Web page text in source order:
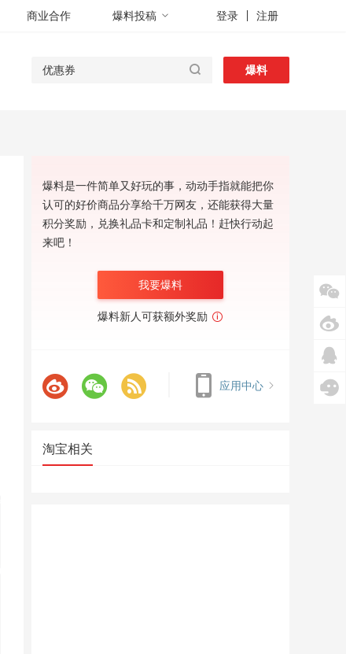
商业合作 爆料投稿 登录 注册
爆料
爆料是一件简单又好玩的事，动动手指就能把你
认可的好价商品分享给千万网友，还能获得大量
积分奖励，兑换礼品卡和定制礼品！赶快行动起
来吧！
我要爆料
爆料新人可获额外奖励
应用中心
淘宝相关